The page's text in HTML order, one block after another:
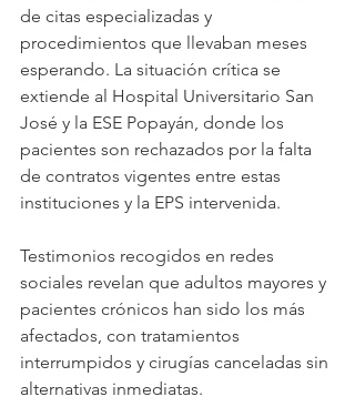
de citas especializadas y
procedimientos que llevaban meses
esperando. La situación crítica se
extiende al Hospital Universitario San
José y la ESE Popayán, donde los
pacientes son rechazados por la falta
de contratos vigentes entre estas
instituciones y la EPS intervenida.
Testimonios recogidos en redes
sociales revelan que adultos mayores y
pacientes crónicos han sido los más
afectados, con tratamientos
interrumpidos y cirugías canceladas sin
alternativas inmediatas.